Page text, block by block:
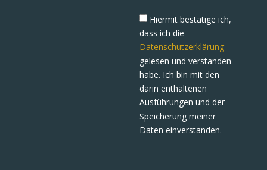
Hiermit bestätige ich,
dass ich die
Datenschutzerklärung
gelesen und verstanden
habe. Ich bin mit den
darin enthaltenen
Ausführungen und der
Speicherung meiner
Daten einverstanden.